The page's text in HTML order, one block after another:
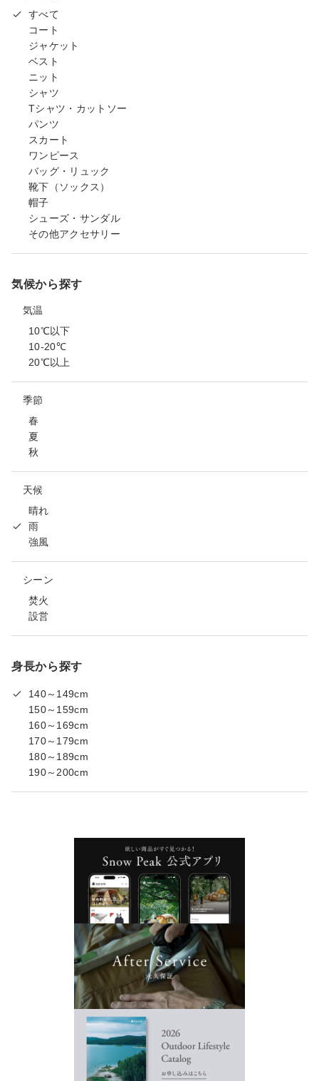
すべて
コート
ジャケット
ベスト
ニット
シャツ
Tシャツ・カットソー
パンツ
スカート
ワンピース
バッグ・リュック
靴下（ソックス）
帽子
シューズ・サンダル
その他アクセサリー
気候から探す
気温
10℃以下
10-20℃
20℃以上
季節
春
夏
秋
天候
晴れ
雨
強風
シーン
焚火
設営
身長から探す
140～149cm
150～159cm
160～169cm
170～179cm
180～189cm
190～200cm